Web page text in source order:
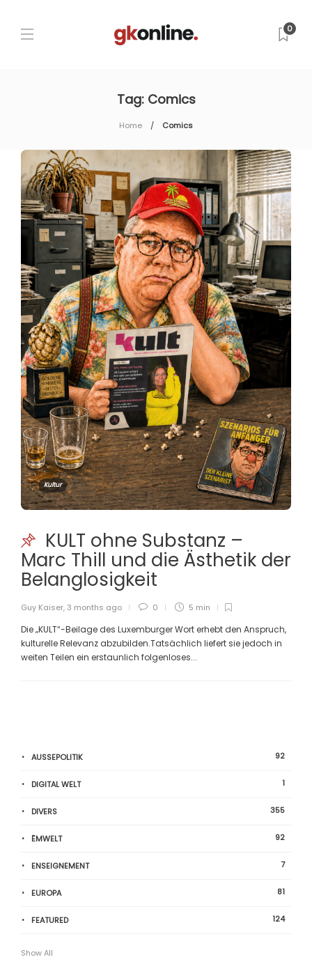
0
Tag: Comics
Home Comics
Kultur
KULT ohne Substanz –
Marc Thill und die Ästhetik der
Belanglosigkeit
Guy Kaiser, 3 months ago 0 5 min
Die „KULT“-Beilage des Luxemburger Wort erhebt den Anspruch,
kulturelle Relevanz abzubilden.Tatsächlich liefert sie jedoch in
weiten Teilen ein erstaunlich folgenloses...
AUSSEPOLITIK 92
DIGITAL WELT 1
DIVERS 355
ËMWELT 92
ENSEIGNEMENT 7
EUROPA 81
FEATURED 124
Show All